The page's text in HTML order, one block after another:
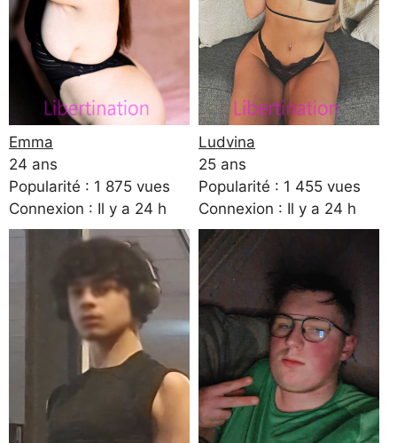
Emma
24 ans
Popularité : 1 875 vues
Connexion : Il y a 24 h
Ludvina
25 ans
Popularité : 1 455 vues
Connexion : Il y a 24 h